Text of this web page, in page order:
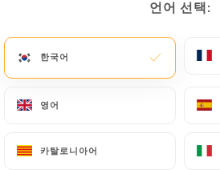
언어 선택:
한국어
영어
카탈로니아어
언어 선택:
한국어
영어
카탈로니아어